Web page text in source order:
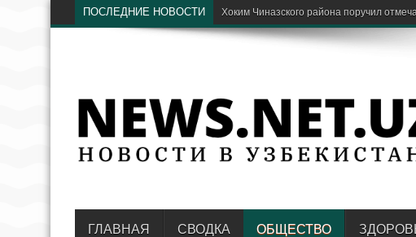
ПОСЛЕДНИЕ НОВОСТИ Парки Ташкента хотят соединить
ГЛАВНАЯ СВОДКА ОБЩЕСТВО